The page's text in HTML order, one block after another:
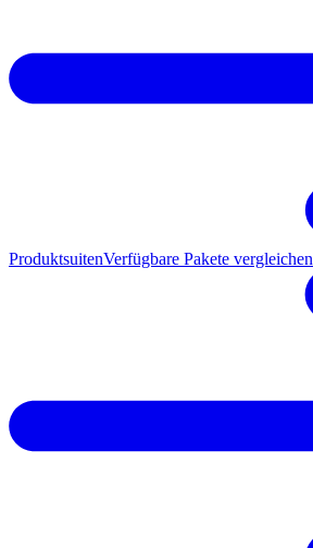
ProduktsuitenVerfügbare Pakete vergleichen